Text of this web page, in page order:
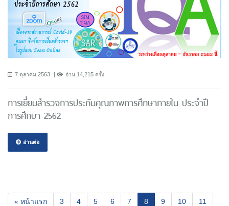
7 ตุลาคม 2563 อ่าน 14,215 ครั้ง
การเยี่ยมสำรวจการประกันคุณภาพการศึกษาภายใน ประจำปี
การศึกษา 2562
อ่านต่อ
« หน้าแรก 3 4 5 6 7 8 (current)
9 10 11